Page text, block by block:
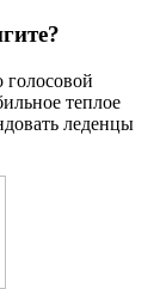
голосовой
теплое
леденцы